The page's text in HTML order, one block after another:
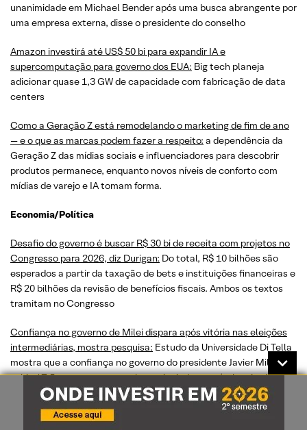
unanimidade em Michael Bender após uma busca abrangente por
uma empresa externa, disse o presidente do conselho
Amazon investirá até US$ 50 bi para expandir IA e
supercomputação para governo dos EUA: Big tech planeja
adicionar quase 1,3 GW de capacidade com fabricação de data
centers
Como a Geração Z está remodelando o marketing de fim de ano
— e o que as marcas podem fazer a respeito: a dependência da
Geração Z das mídias sociais e influenciadores para descobrir
produtos permanece, enquanto novos níveis de conforto com
mídias de varejo e IA tomam forma.
Economia/Política
Desafio do governo é buscar R$ 30 bi de receita com projetos no
Congresso para 2026, diz Durigan: Do total, R$ 10 bilhões são
esperados a partir da taxação de bets e instituições financeiras e
R$ 20 bilhões da revisão de benefícios fiscais. Ambos os textos
tramitam no Congresso
Confiança no governo de Milei dispara após vitória nas eleições
intermediárias, mostra pesquisa: Estudo da Universidade Di Tella
mostra que a confiança no governo do presidente Javier Milei
subiu 17,5 pontos em novembro, atingindo seu nível mais alto
desde fevereiro.
O que muda com a nova taxação de 10% sobre dividendos a partir